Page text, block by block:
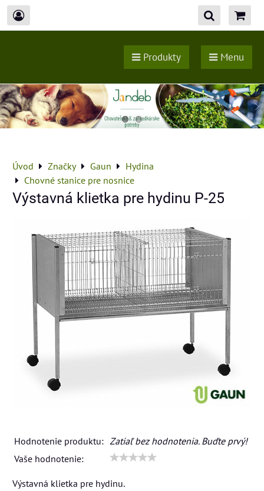
Produkty Menu
Úvod Značky Gaun
Hydina
Chovné stanice pre nosnice
Výstavná klietka pre hydinu P-25
Hodnotenie produktu: Zatiaľ bez hodnotenia. Buďte prvý!
Vaše hodnotenie:
Výstavná klietka pre hydinu.